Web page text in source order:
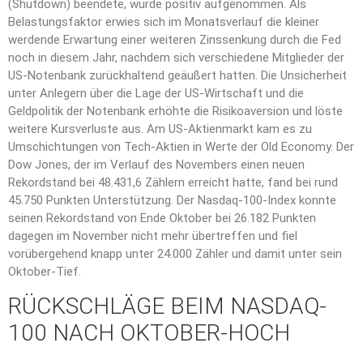
(Shutdown) beendete, wurde positiv aufgenommen. Als
Belastungsfaktor erwies sich im Monatsverlauf die kleiner
werdende Erwartung einer weiteren Zinssenkung durch die Fed
noch in diesem Jahr, nachdem sich verschiedene Mitglieder der
US-Notenbank zurückhaltend geäußert hatten. Die Unsicherheit
unter Anlegern über die Lage der US-Wirtschaft und die
Geldpolitik der Notenbank erhöhte die Risikoaversion und löste
weitere Kursverluste aus. Am US-Aktienmarkt kam es zu
Umschichtungen von Tech-Aktien in Werte der Old Economy. Der
Dow Jones, der im Verlauf des Novembers einen neuen
Rekordstand bei 48.431,6 Zählern erreicht hatte, fand bei rund
45.750 Punkten Unterstützung. Der Nasdaq-100-Index konnte
seinen Rekordstand von Ende Oktober bei 26.182 Punkten
dagegen im November nicht mehr übertreffen und fiel
vorübergehend knapp unter 24.000 Zähler und damit unter sein
Oktober-Tief.
RÜCKSCHLÄGE BEIM NASDAQ-
100 NACH OKTOBER-HOCH